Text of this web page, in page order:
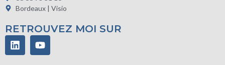
Bordeaux | Visio
RETROUVEZ MOI SUR